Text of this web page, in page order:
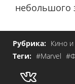
небольшого
Рубрика: Кино
Теги: #Marvel